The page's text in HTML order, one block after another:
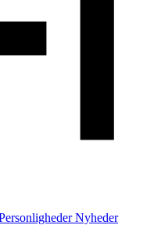
Nyheder